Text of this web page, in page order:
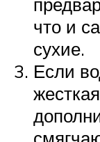
что и
сухие.
Если